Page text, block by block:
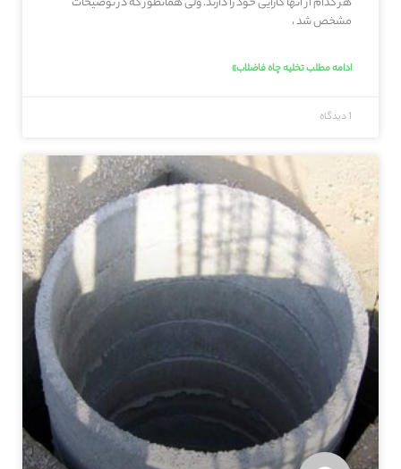
مشخص شد ،
ادامه مطلب تخلیه چاه فاضلاب»
1 دیدگاه